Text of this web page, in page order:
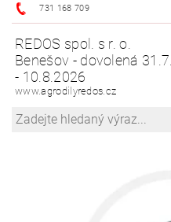
731 168 709
REDOS spol. s r. o.
Benešov - dovolená 31.7.
- 10.8.2026
www.agrodilyredos.cz